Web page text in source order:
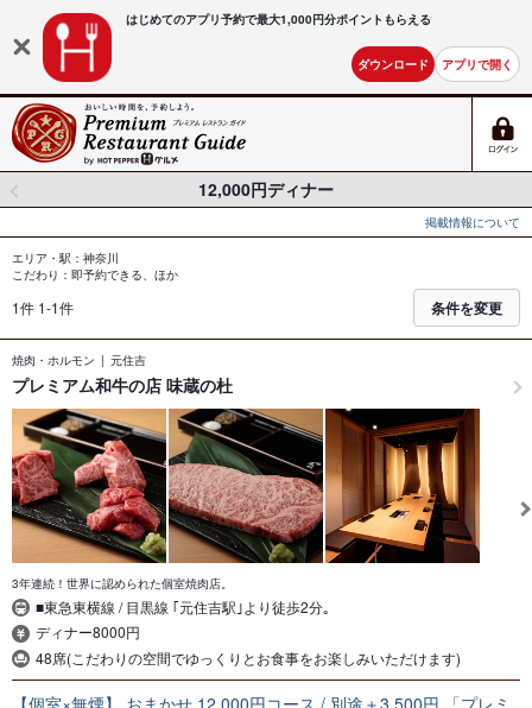
はじめてのアプリ予約で最大1,000円分ポイントもらえる
ダウンロード アプリで開く
12,000円ディナー
掲載情報について
エリア・駅：神奈川
こだわり：即予約できる、ほか
1件 1-1件 条件を変更
焼肉・ホルモン 元住吉
プレミアム和牛の店 味蔵の杜
3年連続！世界に認められた個室焼肉店。
■東急東横線 / 目黒線 ｢元住吉駅｣より徒歩2分｡
ディナー8000円
48席(こだわりの空間でゆっくりとお食事をお楽しみいただけます)